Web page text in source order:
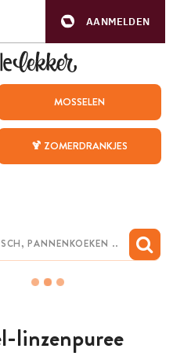
AANMELDEN
MOSSELEN
🍹 ZOMERDRANKJES
linzenpuree